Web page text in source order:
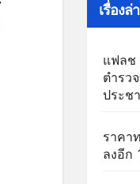
เรื่องล่
แฟลช
ตำรว
ประช
ราคา
ลงอีก